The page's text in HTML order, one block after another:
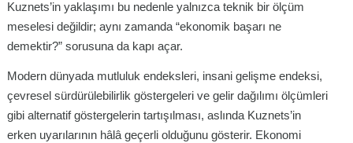
Kuznets’in yaklaşımı bu nedenle yalnızca teknik bir ölçüm
meselesi değildir; aynı zamanda “ekonomik başarı ne
demektir?” sorusuna da kapı açar.
Modern dünyada mutluluk endeksleri, insani gelişme endeksi,
çevresel sürdürülebilirlik göstergeleri ve gelir dağılımı ölçümleri
gibi alternatif göstergelerin tartışılması, aslında Kuznets’in
erken uyarılarının hâlâ geçerli olduğunu gösterir. Ekonomi